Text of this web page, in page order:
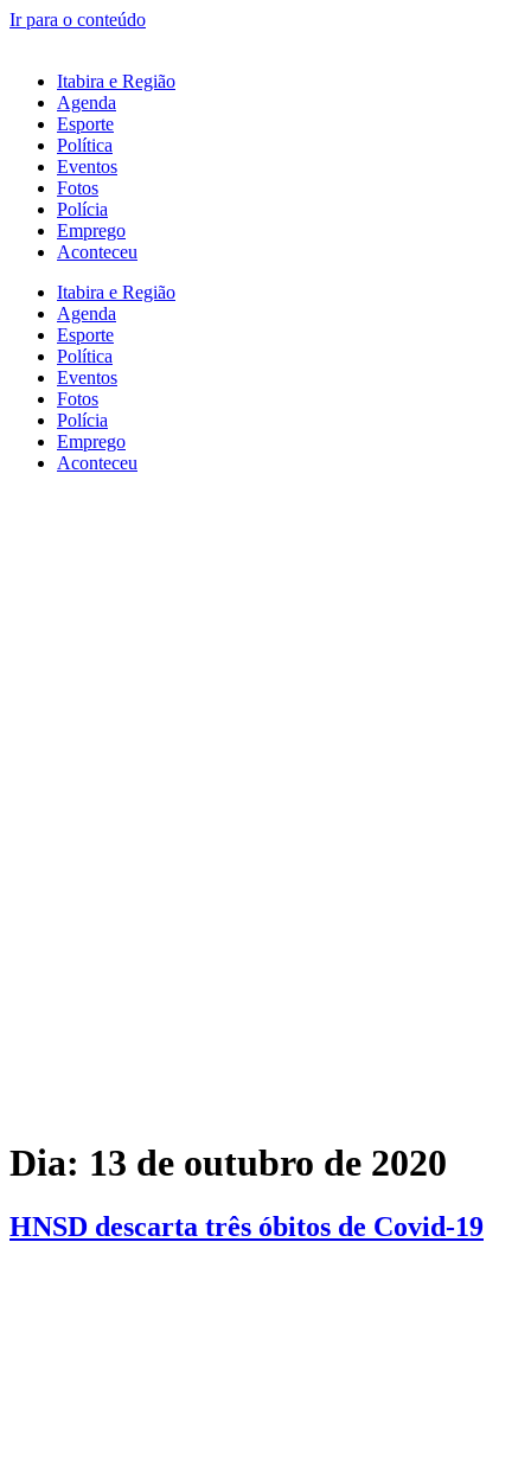
Ir para o conteúdo
Itabira e Região
Agenda
Esporte
Política
Eventos
Fotos
Polícia
Emprego
Aconteceu
Itabira e Região
Agenda
Esporte
Política
Eventos
Fotos
Polícia
Emprego
Aconteceu
Dia: 13 de outubro de 2020
HNSD descarta três óbitos de Covid-19